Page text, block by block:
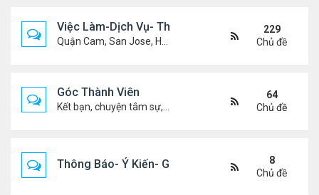
Việc Làm-Dịch Vụ- Thuê Nhà
229
Chủ đề
Góc Thành Viên
64
Chủ đề
Thông Báo- Ý Kiến- Góp Ý- Liên Lạc
8
Chủ đề